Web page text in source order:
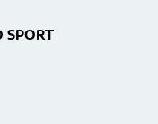
SPORT